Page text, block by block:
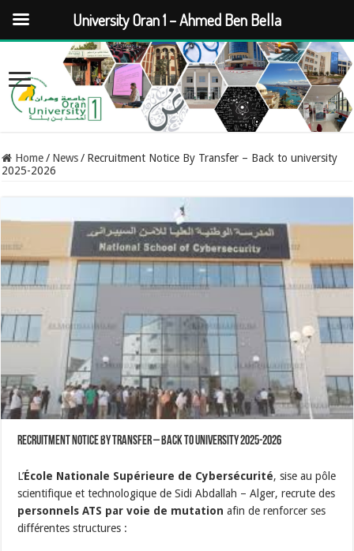
Home / News / Recruitment Notice By Transfer – Back to university
2025-2026
Recruitment Notice By Transfer – Back to university 2025-2026
L’École Nationale Supérieure de Cybersécurité, sise au pôle
scientifique et technologique de Sidi Abdallah – Alger, recrute des
personnels ATS par voie de mutation afin de renforcer ses
différentes structures :
University Oran 1 – Ahmed Ben Bella